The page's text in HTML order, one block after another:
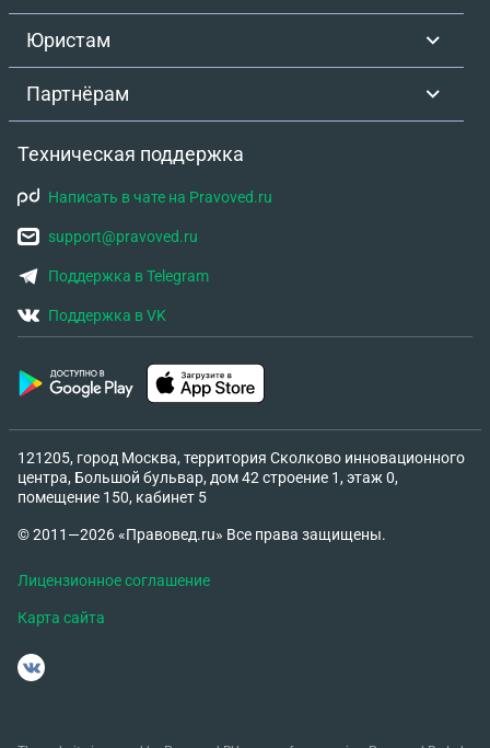
Юристам
Партнёрам
Техническая поддержка
Написать в чате на Pravoved.ru
support@pravoved.ru
Поддержка в Telegram
Поддержка в VK
121205, город Москва, территория Сколково инновационного
центра, Большой бульвар, дом 42 строение 1, этаж 0,
помещение 150, кабинет 5
© 2011—2026 «Правовед.ru» Все права защищены.
Лицензионное соглашение
Карта сайта